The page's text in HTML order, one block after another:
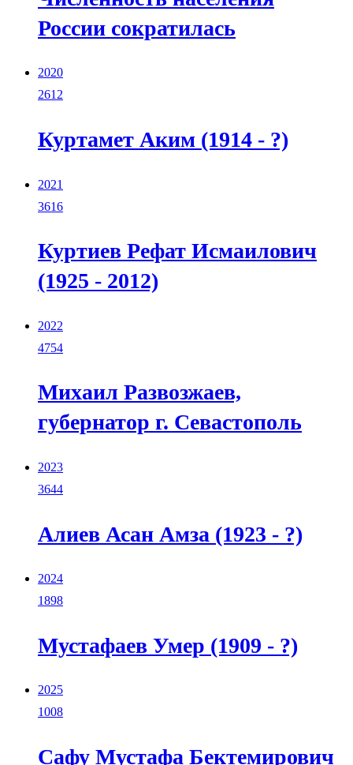
России сократилась
2020
2612
Куртамет Аким (1914 - ?)
2021
3616
Куртиев Рефат Исмаилович
(1925 - 2012)
2022
4754
Михаил Развозжаев,
губернатор г. Севастополь
2023
3644
Алиев Асан Амза (1923 - ?)
2024
1898
Мустафаев Умер (1909 - ?)
2025
1008
Сафу Мустафа Бектемирович